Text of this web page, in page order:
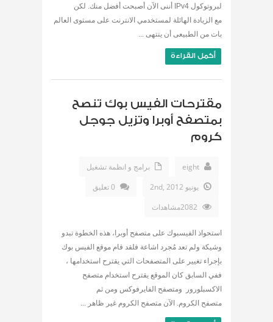
لبروتوكول IPv4 أننى الآن أصبحت أفضل منك. لكن
مع الزيادة الهائلة لمستخدمي الانترنت على مستوى العالم
بات من الطبيعى أن ينتهى ...
أكمل القراءة
مقترحات الفيس بوك تنصح
بمتصفح أوبرا وتزيل جوجل
كروم
eight
برامج و انظمة تشغيل
يونيو 2nd, 2012
0 تعليق
استحواذ الفيسبوك على متصفح أوبرا، هذه الخطوة تبدو
وشيكة ولم تعد مُجرد اشاعة فلقد قام موقع الفيس بوك
بإجراء تغيير على المتصفحات التي يقترح استخدامها ،
ففي السابق كان الموقع يقترح استخدام متصفح
الاكسبلورور ومتصفح الفايرفوكس ومن ثم
متصفح الكروم. الآن متصفح الكروم غير ظاهر ...